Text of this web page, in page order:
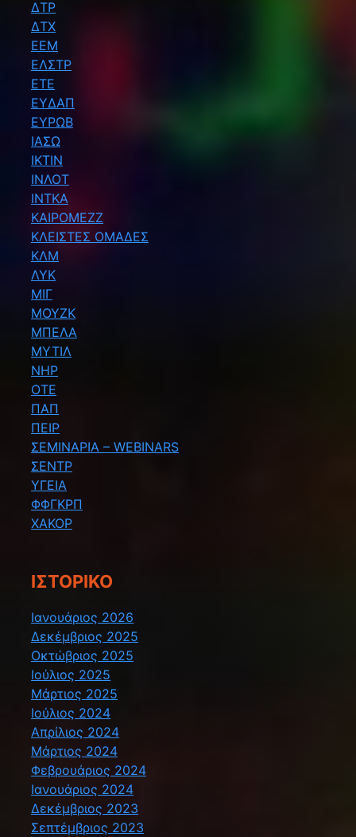
ΔΤΡ
ΔΤΧ
ΕΕΜ
ΕΛΣΤΡ
ΕΤΕ
ΕΥΔΑΠ
ΕΥΡΩΒ
ΙΑΣΩ
ΙΚΤΙΝ
ΙΝΛΟΤ
ΙΝΤΚΑ
ΚΑΙΡΟΜΕΖΖ
ΚΛΕΙΣΤΕΣ ΟΜΑΔΕΣ
ΚΛΜ
ΛΥΚ
ΜΙΓ
ΜΟΥΖΚ
ΜΠΕΛΑ
ΜΥΤΙΛ
ΝΗΡ
ΟΤΕ
ΠΑΠ
ΠΕΙΡ
ΣΕΜΙΝΑΡΙΑ – WEBINARS
ΣΕΝΤΡ
ΥΓΕΙΑ
ΦΦΓΚΡΠ
ΧΑΚΟΡ
ΙΣΤΟΡΙΚΌ
Ιανουάριος 2026
Δεκέμβριος 2025
Οκτώβριος 2025
Ιούλιος 2025
Μάρτιος 2025
Ιούλιος 2024
Απρίλιος 2024
Μάρτιος 2024
Φεβρουάριος 2024
Ιανουάριος 2024
Δεκέμβριος 2023
Σεπτέμβριος 2023